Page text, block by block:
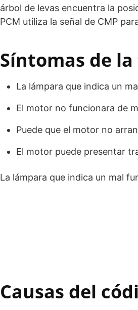
árbol de levas encuentra la
PCM utiliza la señal de CMP
Síntomas de
La lámpara que indica un
El motor no funcionara de
Puede que el motor no
El motor puede presentar
La lámpara que indica un mal
Causas del